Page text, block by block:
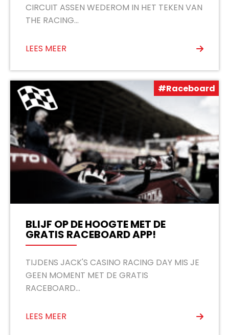
CIRCUIT ASSEN WEDEROM IN HET TEKEN VAN
THE RACING...
LEES MEER
#Raceboard
BLIJF OP DE HOOGTE MET DE
GRATIS RACEBOARD APP!
TIJDENS JACK'S CASINO RACING DAY MIS JE
GEEN MOMENT MET DE GRATIS
RACEBOARD...
LEES MEER